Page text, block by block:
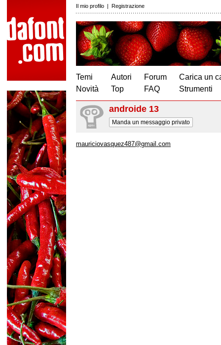
Il mio profilo | Registrazione
Temi
Novità
Autori
Top
Forum
FAQ
Carica un
Strumenti
androide 13
Manda un messaggio privato
mauriciovasquez487@gmail.com